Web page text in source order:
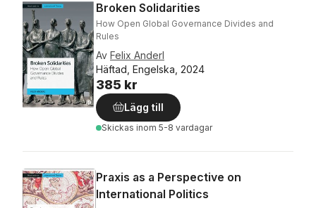
Broken Solidarities
How Open Global Governance Divides and
Rules
Av Felix Anderl
Häftad, Engelska, 2024
385 kr
Lägg till
Skickas inom 5-8 vardagar
Praxis as a Perspective on
International Politics